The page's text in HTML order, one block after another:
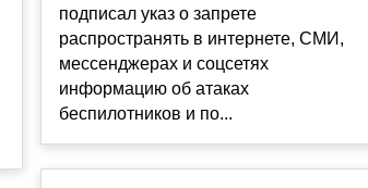
подписал указ о запрете
распространять в интернете, СМИ,
мессенджерах и соцсетях
информацию об атаках
беспилотников и по...